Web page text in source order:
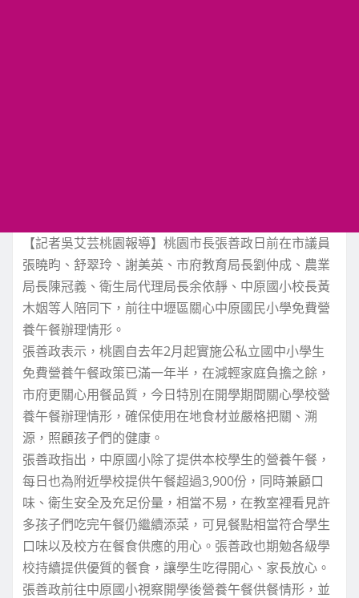
【記者吳艾芸桃園報導】桃園市長張善政日前在市議員
張曉昀、舒翠玲、謝美英、市府教育局長劉仲成、農業
局長陳冠義、衛生局代理局長余依靜、中原國小校長黃
木姻等人陪同下，前往中壢區關心中原國民小學免費營
養午餐辦理情形。
張善政表示，桃園自去年2月起實施公私立國中小學生
免費營養午餐政策已滿一年半，在減輕家庭負擔之餘，
市府更關心用餐品質，今日特別在開學期間關心學校營
養午餐辦理情形，確保使用在地食材並嚴格把關、溯
源，照顧孩子們的健康。
張善政指出，中原國小除了提供本校學生的營養午餐，
每日也為附近學校提供午餐超過3,900份，同時兼顧口
味、衛生安全及充足份量，相當不易，在教室裡看見許
多孩子們吃完午餐仍繼續添菜，可見餐點相當符合學生
口味以及校方在餐食供應的用心。張善政也期勉各級學
校持續提供優質的餐食，讓學生吃得開心、家長放心。
張善政前往中原國小視察開學後營養午餐供餐情形，並